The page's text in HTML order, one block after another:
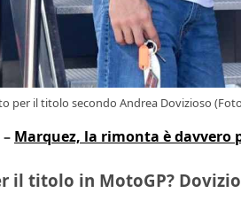
per il titolo secondo Andrea Dovizioso
Marquez, la rimonta è davvero
il titolo in MotoGP?